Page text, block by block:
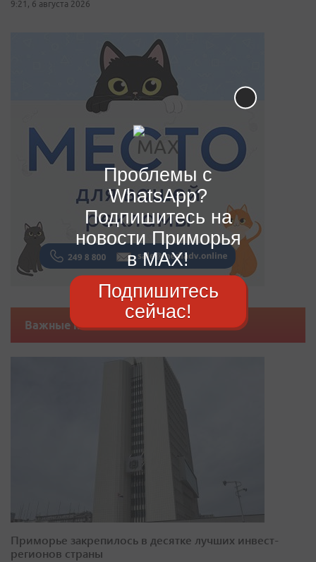
9:21, 6 августа 2026
Важные новости
Приморье закрепилось в десятке лучших инвест-
регионов страны
Проблемы с
WhatsApp?
Подпишитесь на
новости Приморья
в MAX!
Подпишитесь
сейчас!